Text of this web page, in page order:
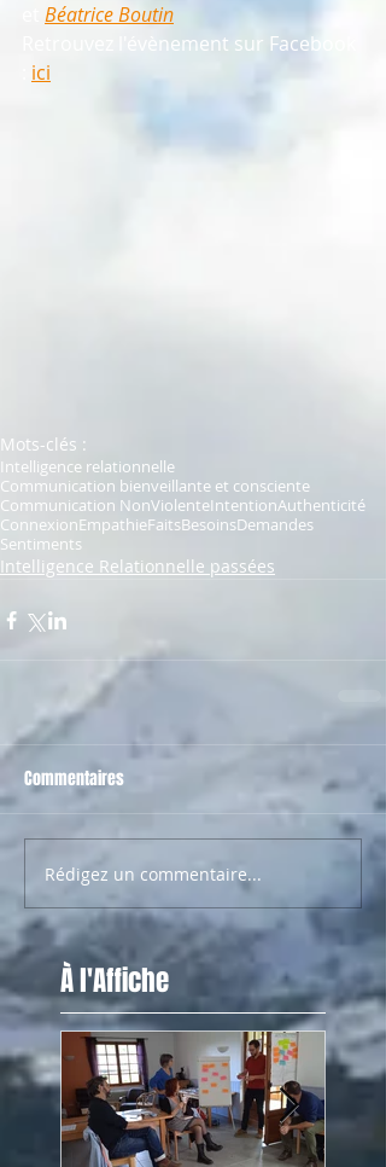
Béatrice Boutin
Retrouvez l'évènement sur Facebook
ici
Mots-clés :
Intelligence relationnelle
Communication bienveillante et consciente
Communication NonViolenteIntentionAuthenticité
ConnexionEmpathieFaitsBesoinsDemandes
Sentiments
Intelligence Relationnelle passées
Commentaires
Rédigez un commentaire...
À l'Affiche